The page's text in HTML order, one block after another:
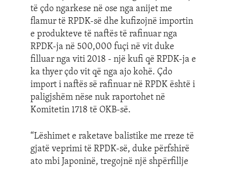
të çdo ngarkese në ose nga anijet me
flamur të RPDK-së dhe kufizojnë importin
e produkteve të naftës të rafinuar nga
RPDK-ja në 500,000 fuçi në vit duke
filluar nga viti 2018 - një kufi që RPDK-ja e
ka thyer çdo vit që nga ajo kohë. Çdo
import i naftës së rafinuar në RPDK është i
paligjshëm nëse nuk raportohet në
Komitetin 1718 të OKB-së.
“Lëshimet e raketave balistike me rreze të
gjatë veprimi të RPDK-së, duke përfshirë
ato mbi Japoninë, tregojnë një shpërfillje